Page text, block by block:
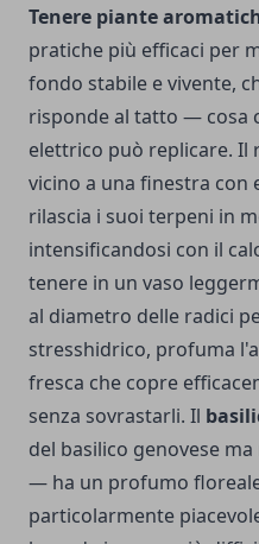
Tenere piante
pratiche più efficaci per
fondo stabile e vivente,
risponde al tatto — cosa
elettrico può replicare. Il
vicino a una finestra con
rilascia i suoi terpeni in
intensificandosi con il
tenere in un vaso
al diametro delle radici
stresshidrico, profuma
fresca che copre
senza sovrastarli. Il
del basilico genovese
— ha un profumo
particolarmente